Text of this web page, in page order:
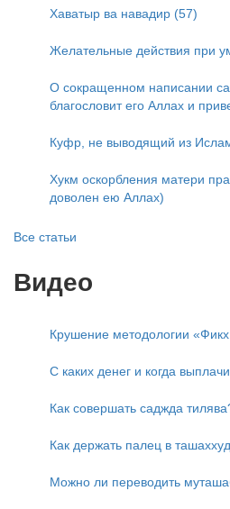
Хаватыр ва навадир (57)
Желательные действия при
О сокращенном написании
благословит его Аллах и
Куфр, не выводящий из
Хукм оскорбления матери
доволен ею Аллах)
Все статьи
Видео
Крушение методологии
С каких денег и когда
Как совершать саджда
Как держать палец в
Можно ли переводить